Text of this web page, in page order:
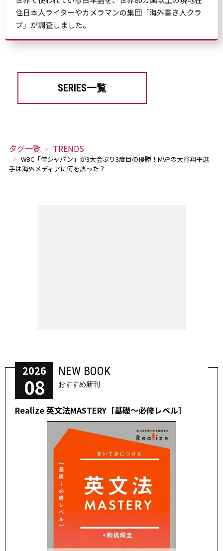
住日本人ライターやカメラマンの集団「海外書き人クラ
ブ」が調査しました。
SERIES一覧
タグ一覧 TRENDS
WBC「侍ジャパン」が3大会ぶり3度目の優勝！MVPの大谷翔平選
手は海外メディアに何を語った？
2026
08
NEW BOOK
おすすめ新刊
Realize 英文法MASTERY［基礎～必修レベル］